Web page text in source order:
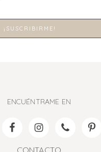
ENCUÉNTRAME EN